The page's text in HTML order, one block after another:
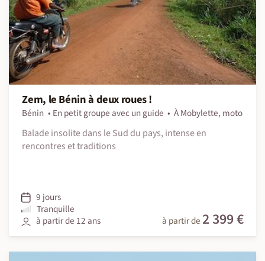
Zem, le Bénin à deux roues !
Bénin En petit groupe avec un guide
À Mobylette, moto
Balade insolite dans le Sud du pays, intense en
rencontres et traditions
9 jours
Tranquille
à partir de 12 ans
à partir de 2 399 €